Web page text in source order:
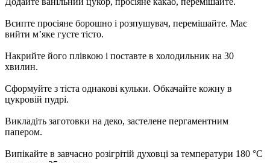
Всипте просіяне борошно і розпушувач, перемішайте. Має
вийти м’яке густе тісто.
Накрийте його плівкою і поставте в холодильник на 30
хвилин.
Сформуйте з тіста однакові кульки. Обкачайте кожну в
цукровій пудрі.
Викладіть заготовки на деко, застелене пергаментним
папером.
Випікайте в завчасно розігрітій духовці за температури 180 °C